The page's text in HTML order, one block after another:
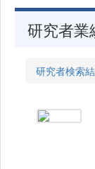
研究者業
研究者検索